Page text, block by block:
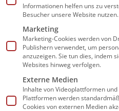
FAQ Preise
Informationen helfen uns zu
Besucher unsere Website nutzen.
Marketing
Marketing-Cookies werden von
Publishern verwendet, um
anzuzeigen. Sie tun dies, indem
Websites hinweg verfolgen.
Externe Medien
Inhalte von Videoplattformen
Plattformen werden
Cookies von externen Medien